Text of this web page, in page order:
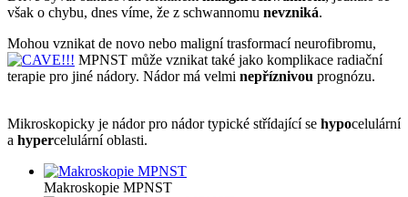
však o chybu, dnes víme, že z schwannomu nevzniká.
Mohou vznikat de novo nebo maligní trasformací neurofibromu,
MPNST může vznikat také jako komplikace radiační
terapie pro jiné nádory. Nádor má velmi nepříznivou prognózu.
Mikroskopicky je nádor pro nádor typické střídající se hypocelulární
a hypercelulární oblasti.
Makroskopie MPNST